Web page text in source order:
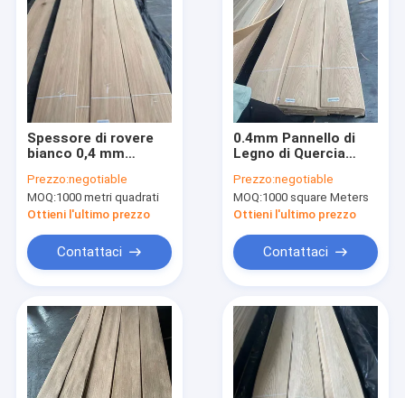
prodotti
Chi siamo
Spessore di rovere
bianco 0,4 mm
Grado nodoso
Prezzo favorevole
Prezzo:negotiable
MOQ:1000 metri quadrati
Ottieni l'ultimo prezzo
Contattaci
0.4mm Pannello di
Legno di Quercia
di Legno di Quercia
Grado AAA buono in
magazzino Crown
Prezzo:negotiable
MOQ:1000 square Meters
Ottieni l'ultimo prezzo
Contattaci